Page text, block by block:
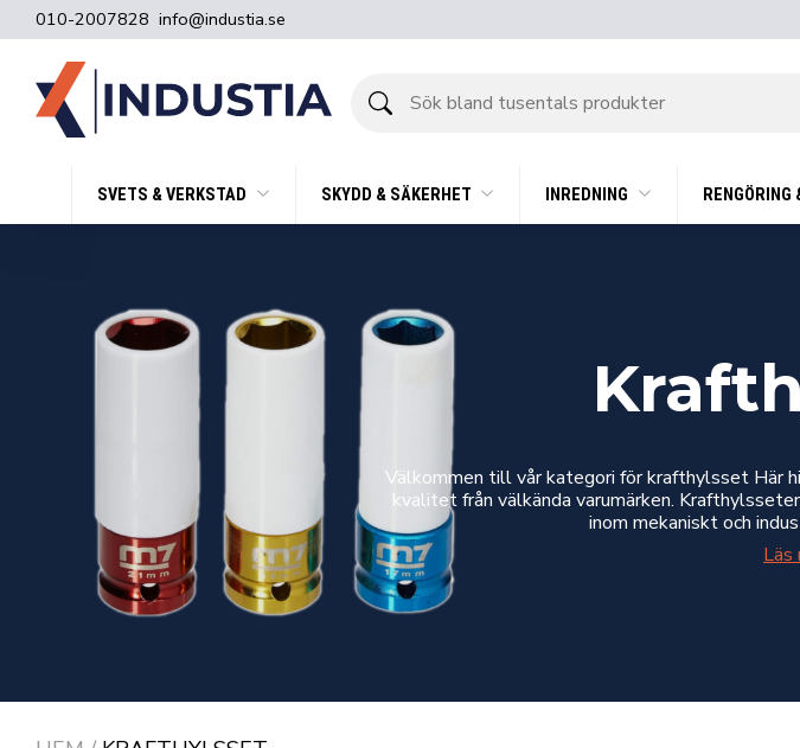
010-2007828 info@industia.se
bland
SVETS & VERKSTAD SKYDD & SÄKERHET INREDNING RENGÖRING
Välkommen till vår kategori för krafthylsset
kvalitet från välkända varumärken.
inom mekaniskt och
Läs